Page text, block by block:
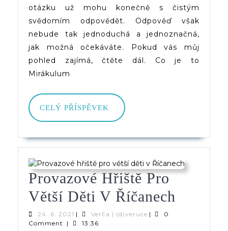
otázku už mohu konečně s čistým
svědomím odpovědět. Odpověď však
nebude tak jednoduchá a jednoznačná,
jak možná očekáváte. Pokud vás můj
pohled zajímá, čtěte dál. Co je to
Mirákulum
CELÝ PŘÍSPĚVEK
CELÝ
PŘÍSPĚVEK
Provazové Hřiště Pro
Větší Děti V Říčanech
24. 6. 2021 24.
6.
| Verča | (d)veruceVerča
|
0
Comment
| 13:36